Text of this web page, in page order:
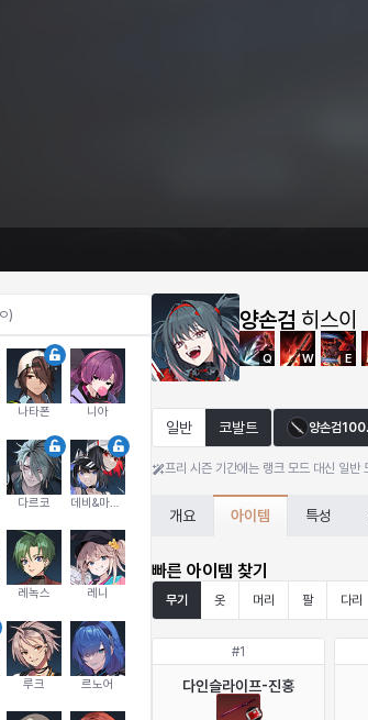
나타폰 니아
다르코
레녹스 레니
루크 르노어
양손검 히스이
Q W E
일반 코발트 양손검
프리 시즌 기간에는 랭크 모드 대신 일반
개요 아이템 특성
빠른 아이템 찾기
무기 옷 머리 팔 다리
#1
다인슬라이프-진홍